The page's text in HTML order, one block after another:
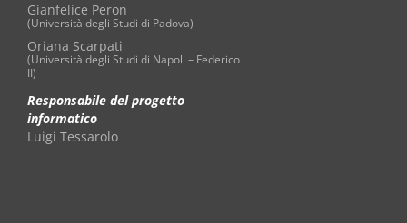
Gianfelice Peron
(Università degli Studi di Padova)
Oriana Scarpati
(Università degli Studi di Napoli – Federico
II)
Responsabile del progetto
informatico
Luigi Tessarolo